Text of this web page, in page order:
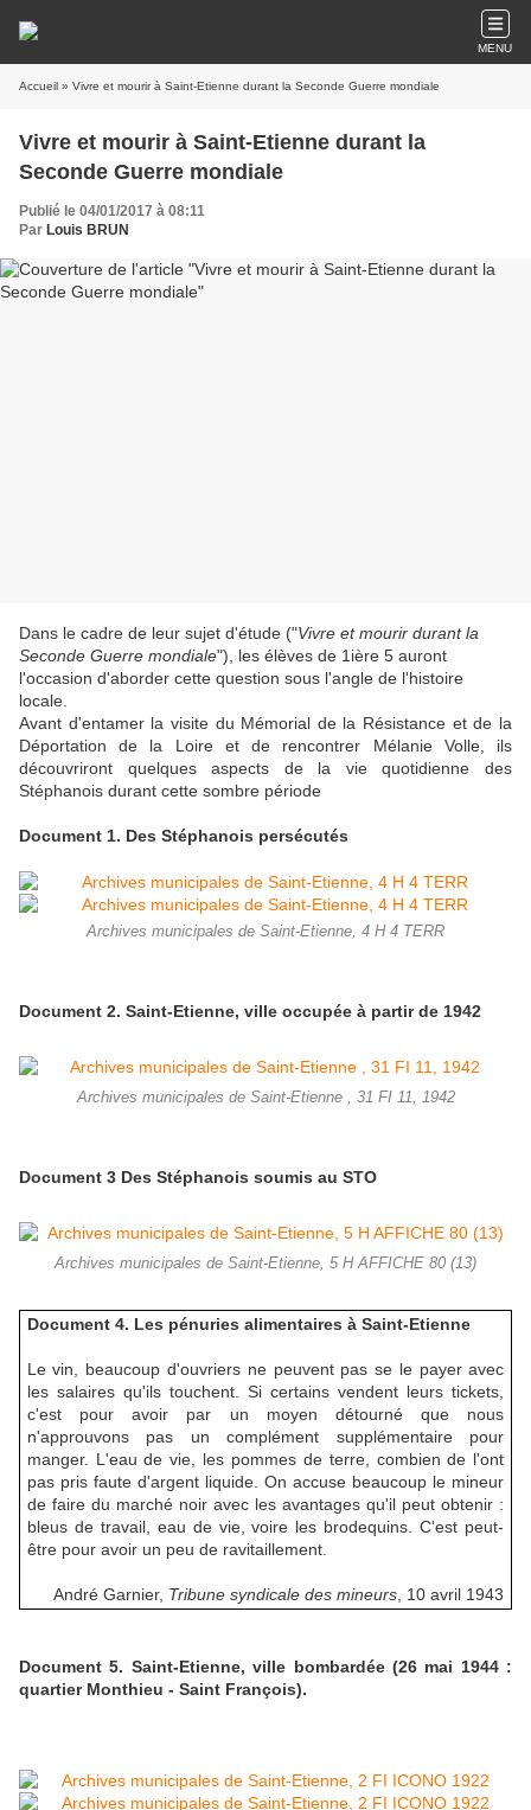
MENU
Accueil » Vivre et mourir à Saint-Etienne durant la Seconde Guerre mondiale
Vivre et mourir à Saint-Etienne durant la
Seconde Guerre mondiale
Publié le 04/01/2017 à 08:11
Par Louis BRUN
Dans le cadre de leur sujet d'étude ("Vivre et mourir durant la
Seconde Guerre mondiale"), les élèves de 1ière 5 auront
l'occasion d'aborder cette question sous l'angle de l'histoire
locale.
Avant d'entamer la visite du Mémorial de la Résistance et de la
Déportation de la Loire et de rencontrer Mélanie Volle, ils
découvriront quelques aspects de la vie quotidienne des
Stéphanois durant cette sombre période
Document 1. Des Stéphanois persécutés
Archives municipales de Saint-Etienne, 4 H 4 TERR
Document 2. Saint-Etienne, ville occupée à partir de 1942
Archives municipales de Saint-Etienne , 31 FI 11, 1942
Document 3 Des Stéphanois soumis au STO
Archives municipales de Saint-Etienne, 5 H AFFICHE 80 (13)
Document 4. Les pénuries alimentaires à Saint-Etienne
Le vin, beaucoup d'ouvriers ne peuvent pas se le payer avec
les salaires qu'ils touchent. Si certains vendent leurs tickets,
c'est pour avoir par un moyen détourné que nous
n'approuvons pas un complément supplémentaire pour
manger. L'eau de vie, les pommes de terre, combien de l'ont
pas pris faute d'argent liquide. On accuse beaucoup le mineur
de faire du marché noir avec les avantages qu'il peut obtenir :
bleus de travail, eau de vie, voire les brodequins. C'est peut-
être pour avoir un peu de ravitaillement.
André Garnier, Tribune syndicale des mineurs , 10 avril 1943
Document 5. Saint-Etienne, ville bombardée (26 mai 1944 :
quartier Monthieu - Saint François).